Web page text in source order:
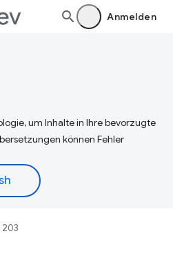
Anmelden
um Inhalte in Ihre bevorzugte
können Fehler
203